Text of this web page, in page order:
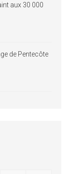
aux 30 000
de Pentecôte